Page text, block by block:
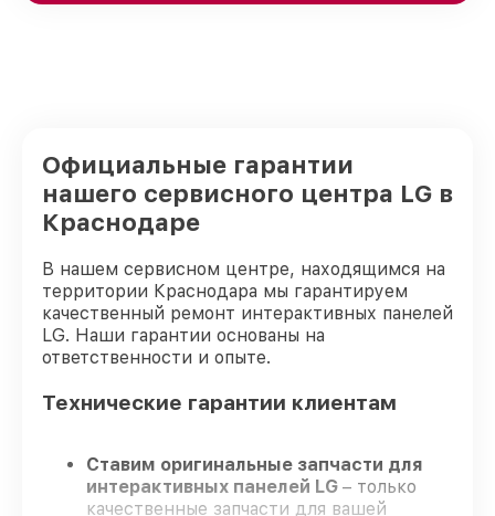
Официальные гарантии
нашего сервисного центра LG в
Краснодаре
В нашем сервисном центре, находящимся на
территории Краснодара мы гарантируем
качественный ремонт интерактивных панелей
LG. Наши гарантии основаны на
ответственности и опыте.
Технические гарантии клиентам
Ставим оригинальные запчасти для
интерактивных панелей LG – только
качественные запчасти для вашей